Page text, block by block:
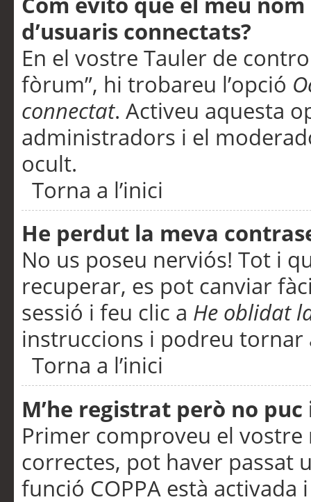
d’usuaris connectats?
En el vostre Tauler de
fòrum”, hi trobareu l’opció
connectat. Activeu aquesta
administradors i el
ocult.
Torna a l’inici
He perdut la meva
No us poseu nerviós! Tot i
recuperar, es pot canviar
sessió i feu clic a He oblidat
instruccions i podreu tornar
Torna a l’inici
M’he registrat però no
Primer comproveu el vostre
correctes, pot haver passat
funció COPPA està